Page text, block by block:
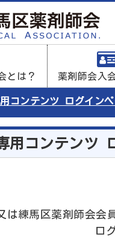
とは？ 薬剤師会入
用コンテンツ ログイン
用コンテンツ
は練馬区薬剤師会
ロ